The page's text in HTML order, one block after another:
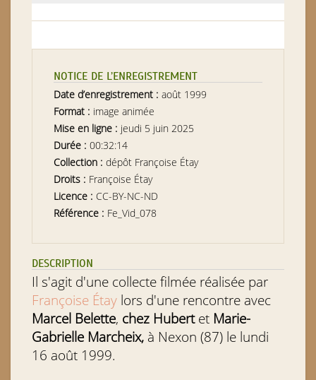
NOTICE DE L’ENREGISTREMENT
Date d’enregistrement : août 1999
Format : image animée
Mise en ligne : jeudi 5 juin 2025
Durée : 00:32:14
Collection : dépôt Françoise Étay
Droits : Françoise Étay
Licence : CC-BY-NC-ND
Référence : Fe_Vid_078
DESCRIPTION
Il s'agit d'une collecte filmée réalisée par
Françoise Étay lors d'une rencontre avec
Marcel Belette, chez Hubertet Marie-
Gabrielle Marcheix, à Nexon (87) le lundi
16 août 1999.